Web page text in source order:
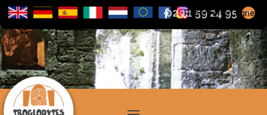
02 41 59 24 95 +
Réserver en ligne